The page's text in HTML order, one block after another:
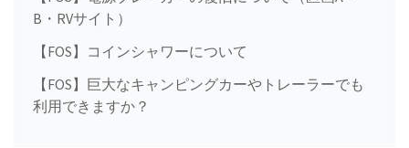
B・RVサイト）
【FOS】コインシャワーについて
【FOS】巨大なキャンピングカーやトレーラーでも
利用できますか？